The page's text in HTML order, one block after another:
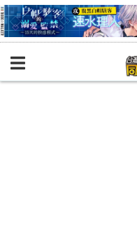
BOOKY書集倉庫